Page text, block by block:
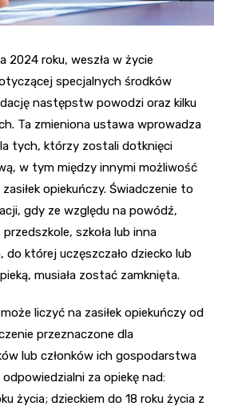
2024 roku, weszła w życie
specjalnych środków
następstw powodzi oraz kilku
Ta zmieniona ustawa wprowadza
tych, którzy zostali dotknięci
w tym między innymi możliwość
opiekuńczy. Świadczenie to
gdy ze względu na powódź,
przedszkole, szkoła lub inna
której uczęszczało dziecko lub
musiała zostać zamknięta.
liczyć na zasiłek opiekuńczy od
przeznaczone dla
lub członków ich gospodarstwa
za opiekę nad:
życia; dzieckiem do 18 roku życia z